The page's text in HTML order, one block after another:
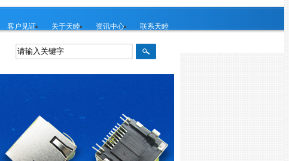
客户见证 关于天睦 资讯中心 联系天睦